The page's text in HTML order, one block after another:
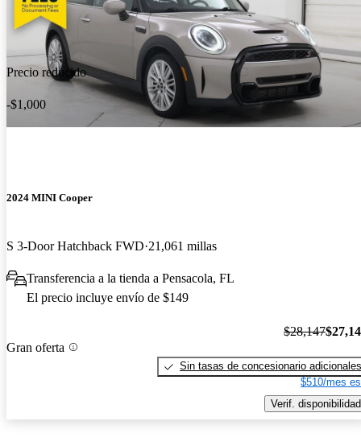
Precio reducido
-$1,000
2024 MINI Cooper
S 3-Door Hatchback FWD 21,061 millas
Transferencia a la tienda a Pensacola, FL
El precio incluye envío de $149
Gran oferta
$28,147
Sin tasas de concesionario adicionales
$510/mes
Verif. disponibilidad